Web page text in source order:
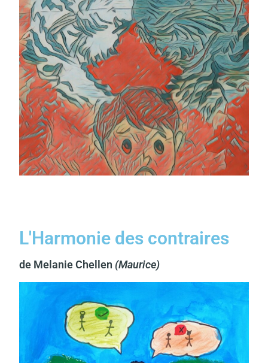
L'Harmonie des contraires
de Melanie Chellen (Maurice)